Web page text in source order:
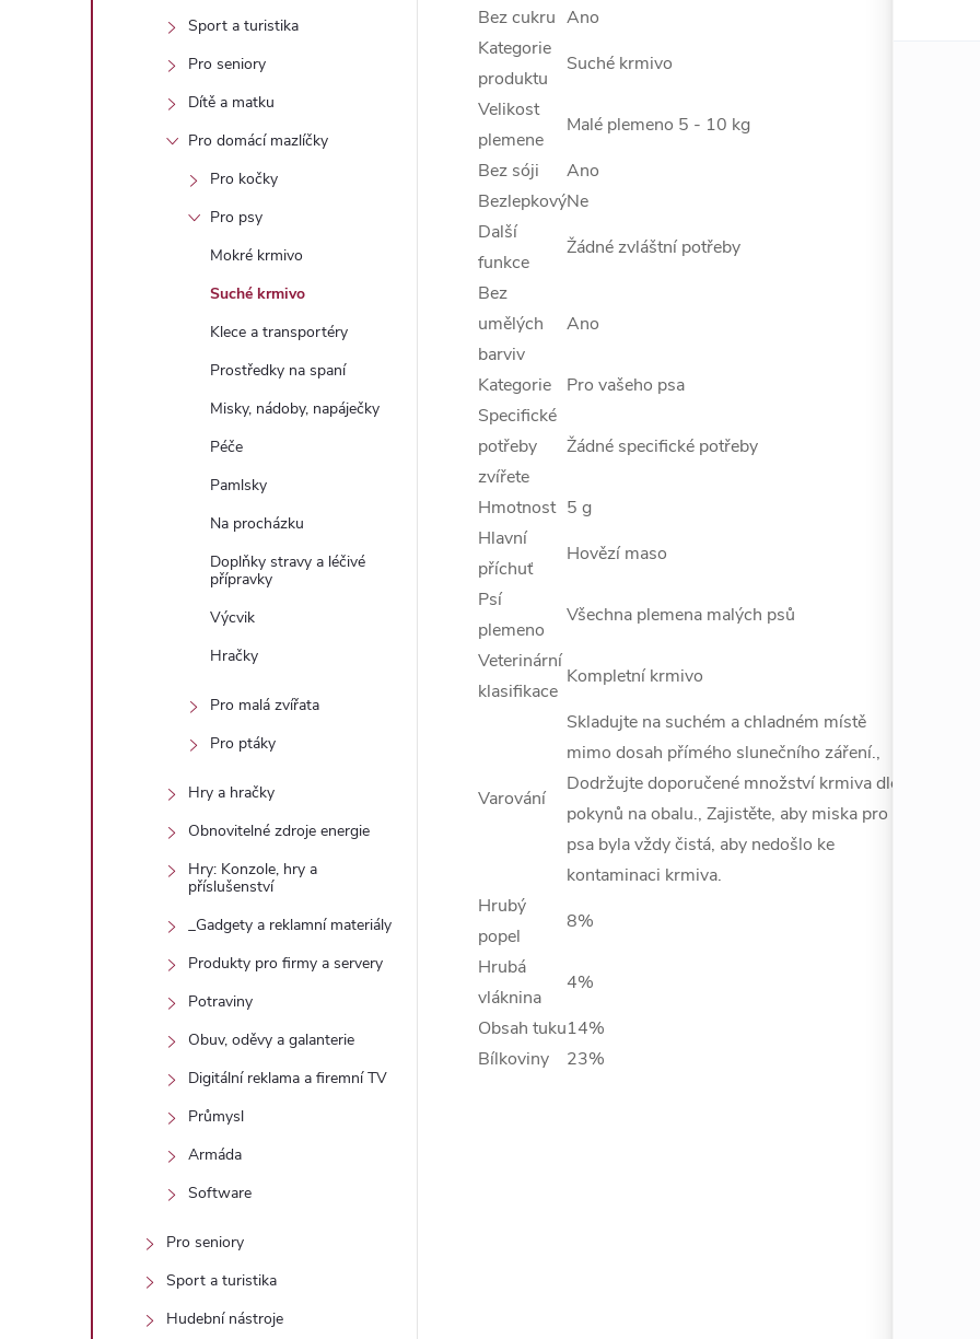
Sport a turistika
Pro seniory
Dítě a matku
Pro domácí mazlíčky
Pro kočky
Pro psy
Mokré krmivo
Suché krmivo
Klece a transportéry
Prostředky na spaní
Misky, nádoby, napáječky
Péče
Pamlsky
Na procházku
Doplňky stravy a léčivé
přípravky
Výcvik
Hračky
Pro malá zvířata
Pro ptáky
Hry a hračky
Obnovitelné zdroje energie
Hry: Konzole, hry a
příslušenství
_Gadgety a reklamní materiály
Produkty pro firmy a servery
Potraviny
Obuv, oděvy a galanterie
Digitální reklama a firemní TV
Průmysl
Armáda
Software
Pro seniory
Sport a turistika
Hudební nástroje
Bez cukru Ano
Kategorie
produktu
Suché krmivo
Velikost
plemene
Malé plemeno 5 - 10 kg
Bez sóji
Ano
BezlepkovýNe
Další
funkce
Žádné zvláštní potřeby
Bez
umělých
barviv
Ano
Kategorie
Pro vašeho psa
Specifické
potřeby
zvířete
Žádné specifické potřeby
Hmotnost 5 g
Hlavní
příchuť
Hovězí maso
Psí
plemeno
Všechna plemena malých psů
Veterinární
klasifikace
Kompletní krmivo
Varování
Skladujte na suchém a chladném místě
mimo dosah přímého slunečního záření.,
Dodržujte doporučené množství krmiva dle
pokynů na obalu., Zajistěte, aby miska pro
psa byla vždy čistá, aby nedošlo ke
kontaminaci krmiva.
Hrubý
popel
8%
Hrubá
vláknina
4%
Obsah tuku14%
Bílkoviny
23%